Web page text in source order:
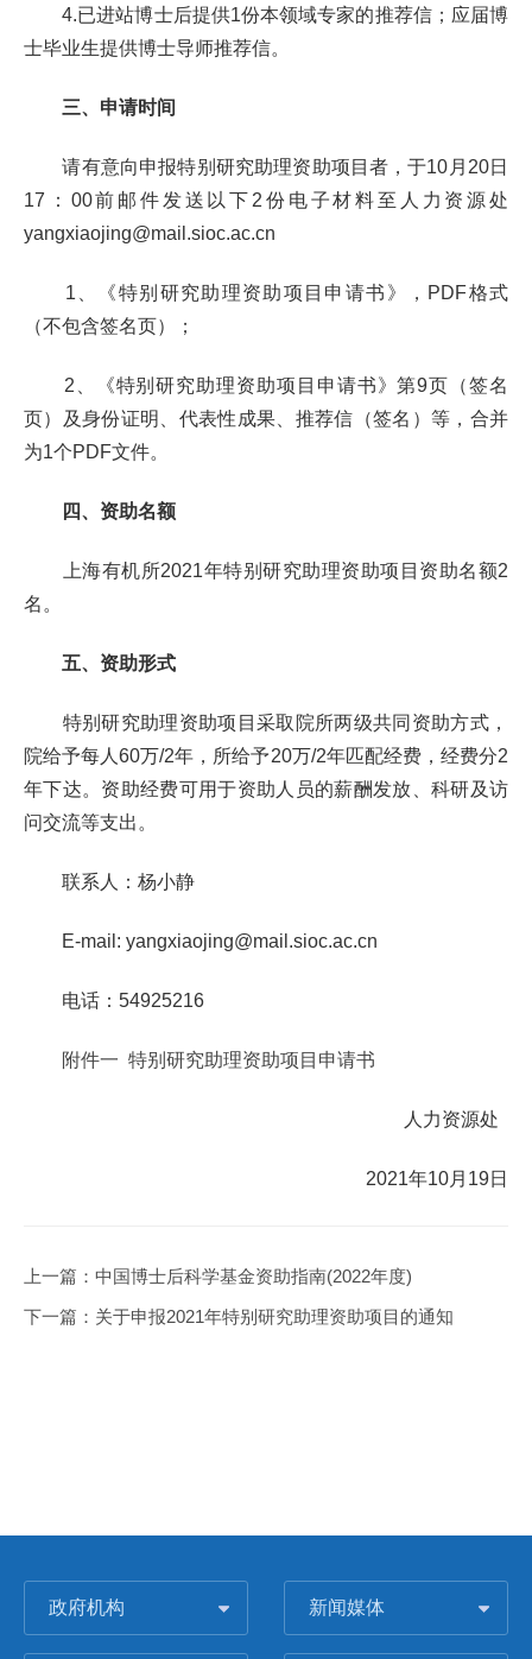
4.已进站博士后提供1份本领域专家的推荐信；应届博
士毕业生提供博士导师推荐信。
三、申请时间
请有意向申报特别研究助理资助项目者，于10月20日
17：00前邮件发送以下2份电子材料至人力资源处
yangxiaojing@mail.sioc.ac.cn
1、《特别研究助理资助项目申请书》，PDF格式
（不包含签名页）；
2、《特别研究助理资助项目申请书》第9页（签名
页）及身份证明、代表性成果、推荐信（签名）等，合并
为1个PDF文件。
四、资助名额
上海有机所2021年特别研究助理资助项目资助名额2
名。
五、资助形式
特别研究助理资助项目采取院所两级共同资助方式，
院给予每人60万/2年，所给予20万/2年匹配经费，经费分2
年下达。资助经费可用于资助人员的薪酬发放、科研及访
问交流等支出。
联系人：杨小静
E-mail: yangxiaojing@mail.sioc.ac.cn
电话：54925216
附件一 特别研究助理资助项目申请书
人力资源处
2021年10月19日
上一篇： 中国博士后科学基金资助指南(2022年度)
下一篇： 关于申报2021年特别研究助理资助项目的通知
政府机构 新闻媒体